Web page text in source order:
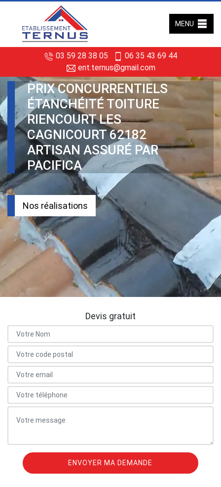
03 59 28 38 05
06 35 43 69 44
ent.ternus@gmail.com
MENU
PRIX CONCURRENTIELS
ÉTANCHÉITÉ TOITURE
RIENCOURT LES
CAGNICOURT 62182
ARTISAN ASSURÉ PAR
PACIFICA
Nos réalisations
Devis gratuit